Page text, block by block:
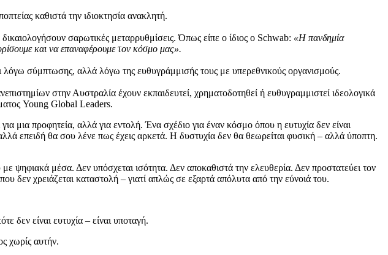
καθιστά την ιδιοκτησία ανακλητή.
δικαιολογήσουν σαρωτικές μεταρρυθμίσεις. Όπως είπε ο ίδιος ο Schwab: «Η πανδημία
και να επαναφέρουμε τον κόσμο μας».
σύμπτωσης, αλλά λόγω της ευθυγράμμισής τους με υπερεθνικούς οργανισμούς.
στην Αυστραλία έχουν εκπαιδευτεί, χρηματοδοτηθεί ή ευθυγραμμιστεί ιδεολογικά
Young Global Leaders.
για μια προφητεία, αλλά για εντολή. Ένα σχέδιο για έναν κόσμο όπου η ευτυχία δεν είναι
επειδή θα σου λένε πως έχεις αρκετά. Η δυστυχία δεν θα θεωρείται φυσική – αλλά ύποπτη.
ψηφιακά μέσα. Δεν υπόσχεται ισότητα. Δεν αποκαθιστά την ελευθερία. Δεν προστατεύει τον
δεν χρειάζεται καταστολή – γιατί απλώς σε εξαρτά απόλυτα από την εύνοιά του.
δεν είναι ευτυχία – είναι υποταγή.
χωρίς αυτήν.